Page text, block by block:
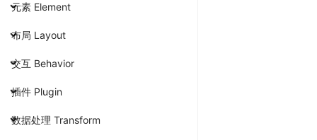
元素 Element
布局 Layout
交互 Behavior
插件 Plugin
数据处理 Transform